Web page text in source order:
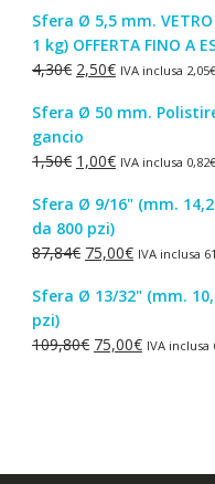
originale
era:
44,52€.
attuale
è:
38,00€.
Sfera Ø 5,5 mm.
1 kg) OFFERTA FINO A
4,30€ Il
originale
era:
4,30€.
2,50€Il
attuale
2,50€.
IVA inclusa 2,05€
Sfera Ø 50 mm.
gancio
1,50€ Il
originale
era:
1,50€.
1,00€Il
attuale
è:
1,00€.
IVA inclusa 0,82€
Sfera Ø 9/16" (mm.
da 800 pzi)
87,84€ Il
originale
87,84€.
75,00€Il
attuale
75,00€.
IVA inclusa
Sfera Ø 13/32" (mm.
pzi)
109,80€ Il
75,00€IlIVA inclusa